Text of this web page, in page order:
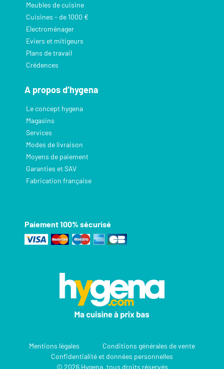
Meubles de cuisine
Cuisines - de 1000 €
Electroménager
Eviers et mitigeurs
Plans de travail
Crédences
A propos d’hygena
Le concept hygena
Magasins
Services
Modes de livraison
Moyens de paiement
Garanties et SAV
Fabrication française
Paiement 100% sécurisé
Mentions légales
Conditions générales de vente
Confidentialité et données personnelles
© 2026 Hygena, tous droits réservés